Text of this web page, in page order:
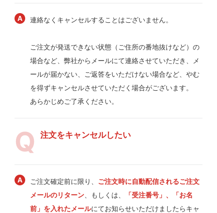
連絡なくキャンセルすることはございません。
ご注文が発送できない状態（ご住所の番地抜けなど）の
場合など、弊社からメールにて連絡させていただき、メ
ールが届かない、ご返答をいただけない場合など、やむ
を得ずキャンセルさせていただく場合がございます。
あらかじめご了承ください。
注文をキャンセルしたい
ご注文確定前に限り、 ご注文時に自動配信されるご注文
メールのリターン 、もしくは、
「受注番号」、「お名
前」を入れたメールにてお知らせいただけましたらキャ